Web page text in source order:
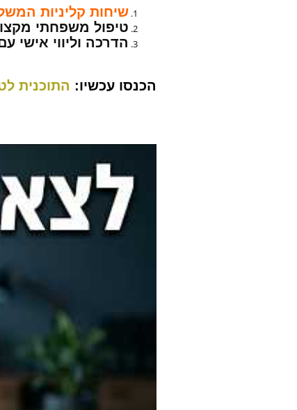
שיחות קליניות
טיפול משפחתי
הדרכה וליווי
הכנסו עכשיו: התוכנית